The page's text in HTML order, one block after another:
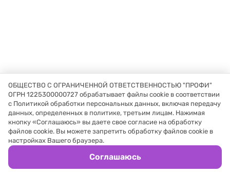
ОБЩЕСТВО С ОГРАНИЧЕННОЙ ОТВЕТСТВЕННОСТЬЮ "ПРОФИ"
ОГРН 1225300000727 обрабатывает файлы cookie в соответствии
с Политикой обработки персональных данных, включая передачу
данных, определенных в политике, третьим лицам. Нажимая
кнопку «Соглашаюсь» вы даете свое согласие на обработку
файлов cookie. Вы можете запретить обработку файлов cookie в
настройках Вашего браузера.
Соглашаюсь